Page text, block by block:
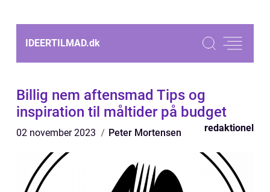
IDEERTILMAD.dk
Billig nem aftensmad Tips og
inspiration til måltider på budget
02 november 2023 Peter Mortensen redaktionel